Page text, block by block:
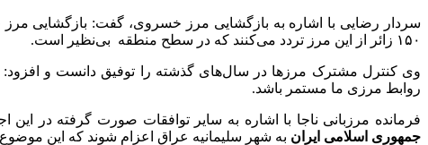
سردار رضایی با اشاره به بازگشایی مرز خسروی، گفت: بازگشایی
۱۵۰ زائر از این مرز تردد می‌کنند که در سطح منطقه بی‌نظیر است.
وی کنترل مشترک مرزها در سال‌های گذشته را توفیق دانست و افزود:
روابط مرزی ما مستمر باشد.
فرمانده مرزبانی ناجا با اشاره به سایر توافقات صورت گرفته در
جمهوری اسلامی ایران به شهر سلیمانیه عراق اعزام شوند که این